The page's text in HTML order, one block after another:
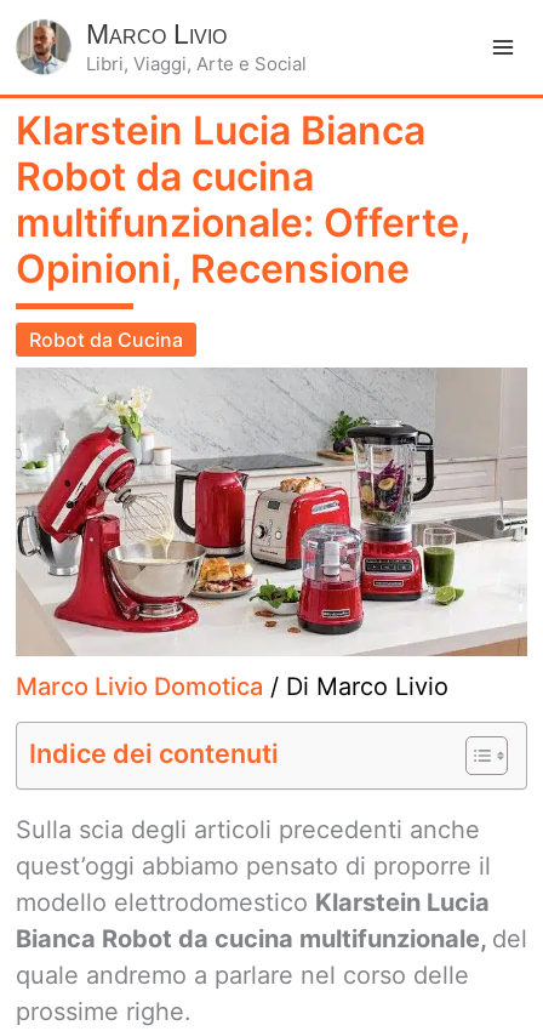
Marco Livio
Libri, Viaggi, Arte e Social
Klarstein Lucia Bianca
Robot da cucina
multifunzionale: Offerte,
Opinioni, Recensione
Robot da Cucina
Marco Livio Domotica / Di Marco Livio
Indice dei contenuti
Sulla scia degli articoli precedenti anche
quest’oggi abbiamo pensato di proporre il
modello elettrodomestico Klarstein Lucia
Bianca Robot da cucina multifunzionale, del
quale andremo a parlare nel corso delle
prossime righe.